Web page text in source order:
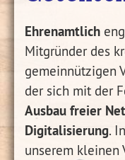
Ehrenamtlich
Mitgründer des
gemeinnützigen
der sich mit der
Ausbau freier
Digitalisierung.
unserem kleinen